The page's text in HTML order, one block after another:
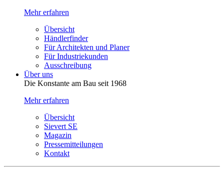
Mehr erfahren
Übersicht
Händlerfinder
Für Architekten und Planer
Für Industriekunden
Ausschreibung
Über uns
Die Konstante am Bau seit 1968
Mehr erfahren
Übersicht
Sievert SE
Magazin
Pressemitteilungen
Kontakt